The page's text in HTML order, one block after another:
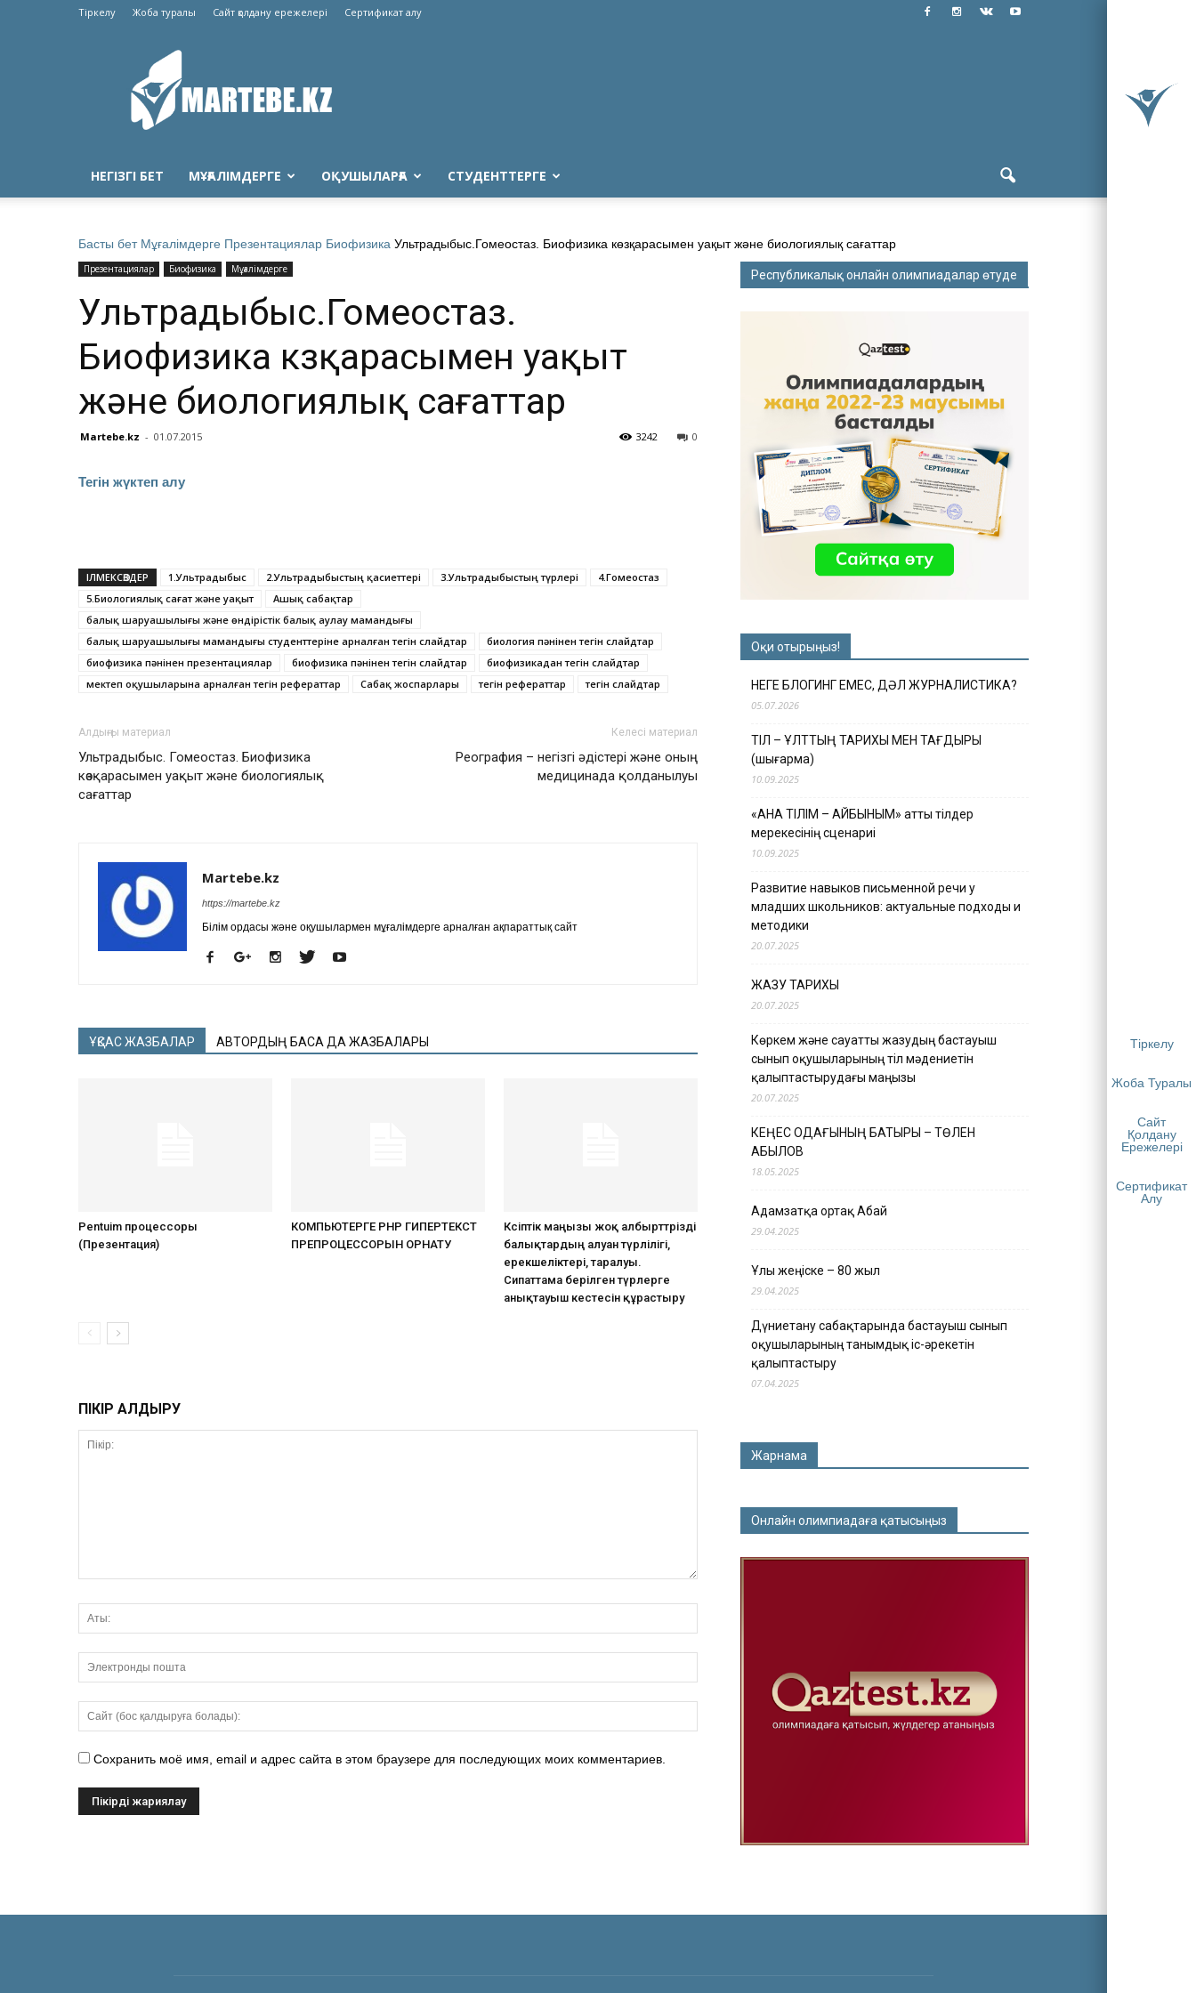
Тіркелу
Жоба Туралы
Сайт
Қолдану
Ережелері
Сертификат
Алу
Тіркелу Жоба туралы Сайт қолдану ережелері Сертификат алу
Martebe.kz
білім
сайты
НЕГІЗГІ БЕТ МҰҒАЛІМДЕРГЕ ОҚУШЫЛАРҒА СТУДЕНТТЕРГЕ
Басты бет Мұғалімдерге Презентациялар Биофизика Ультрадыбыс.Гомеостаз. Биофизика көзқарасымен уақыт және биологиялық сағаттар
Презентациялар Биофизика Мұғалімдерге
Ультрадыбыс.Гомеостаз.
Биофизика көзқарасымен уақыт
және биологиялық сағаттар
Martebe.kz - 01.07.2015 0
3242
Тегін жүктеп алу
ІЛМЕКСӨЗДЕР 1.Ультрадыбыс 2.Ультрадыбыстың қасиеттері 3.Ультрадыбыстың түрлері
4.Гомеостаз
5.Биологиялық сағат және уақыт
Ашық сабақтар
балық шаруашылығы және өндірістік балық аулау мамандығы
балық шаруашылығы мамандығы студенттеріне арналған тегін слайдтар
биология пәнінен тегін слайдтар
биофизика пәнінен презентациялар
биофизика пәнінен тегін слайдтар
биофизикадан тегін слайдтар
мектеп оқушыларына арналған тегін рефераттар
Сабақ жоспарлары тегін рефераттар тегін слайдтар
Алдыңғы материал
Ультрадыбыс. Гомеостаз. Биофизика
көзқарасымен уақыт және биологиялық
сағаттар
Келесі материал
Реография – негізгі әдістері және оның
медицинада қолданылуы
Martebe.kz
https://martebe.kz
Білім ордасы және оқушылармен мұғалімдерге арналған ақпараттық сайт
ҰҚСАС ЖАЗБАЛАР АВТОРДЫҢ БАСҚА ДА ЖАЗБАЛАРЫ
Pentuim процессоры
(Презентация)
КОМПЬЮТЕРГЕ PHP ГИПЕРТЕКСТ
ПРЕПРОЦЕССОРЫН ОРНАТУ​
Кәсіптік маңызы жоқ албырттәрізді
балықтардың алуан түрлілігі,
ерекшеліктері, таралуы.
Сипаттама берілген түрлерге
анықтауыш кестесін құрастыру
ПІКІР ҚАЛДЫРУ
Сохранить моё имя, email и адрес сайта в этом браузере для последующих моих комментариев.
Республикалық онлайн олимпиадалар өтуде
Оқи отырыңыз!
НЕГЕ БЛОГИНГ ЕМЕС, ДӘЛ ЖУРНАЛИСТИКА?
05.07.2026
ТІЛ – ҰЛТТЫҢ ТАРИХЫ МЕН ТАҒДЫРЫ
(шығарма)
10.09.2025
«АНА ТІЛІМ – АЙБЫНЫМ» атты тілдер
мерекесінің сценариі
10.09.2025
Развитие навыков письменной речи у
младших школьников: актуальные подходы и
методики
20.07.2025
ЖАЗУ ТАРИХЫ
20.07.2025
Көркем және сауатты жазудың бастауыш
сынып оқушыларының тіл мәдениетін
қалыптастырудағы маңызы
20.07.2025
КЕҢЕС ОДАҒЫНЫҢ БАТЫРЫ – ТӨЛЕН
ҚАБЫЛОВ
18.05.2025
Адамзатқа ортақ Абай
29.04.2025
Ұлы жеңіске – 80 жыл
29.04.2025
Дүниетану сабақтарында бастауыш сынып
оқушыларының танымдық іс-әрекетін
қалыптастыру
07.04.2025
Жарнама
Онлайн олимпиадаға қатысыңыз